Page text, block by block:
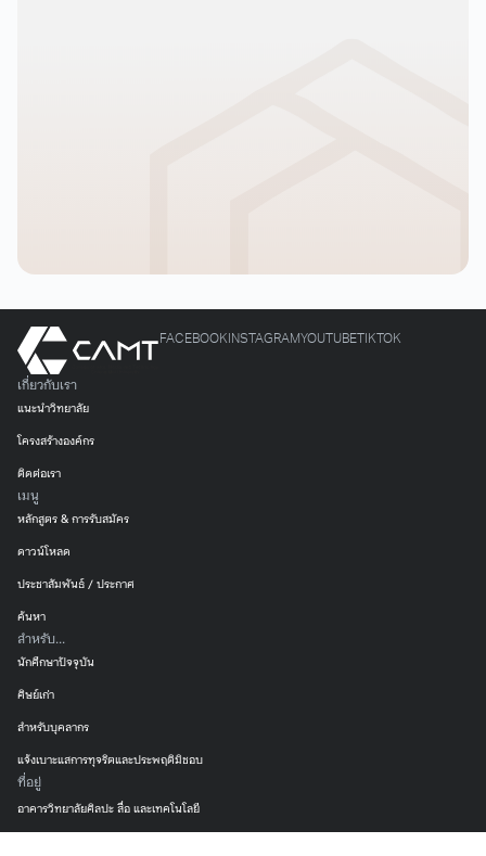
เกี่ยวกับเรา
แนะนำวิทยาลัย
โครงสร้างองค์กร
ติดต่อเรา
เมนู
หลักสูตร & การรับสมัคร
ดาวน์โหลด
ประชาสัมพันธ์ / ประกาศ
ค้นหา
สำหรับ...
นักศึกษาปัจจุบัน
ศิษย์เก่า
สำหรับบุคลากร
แจ้งเบาะแสการทุจริตและประพฤติมิชอบ
ที่อยู่
อาคารวิทยาลัยศิลปะ สื่อ และเทคโนโลยี
FACEBOOK INSTAGRAMYOUTUBE TIKTOK